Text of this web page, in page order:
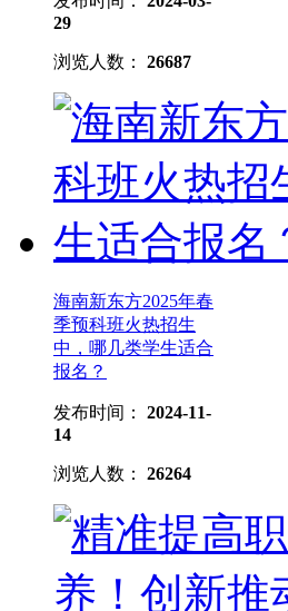
29
浏览人数： 26687
海南新东方2025年春
季预科班火热招生
中，哪几类学生适合
报名？
发布时间： 2024-11-
14
浏览人数： 26264